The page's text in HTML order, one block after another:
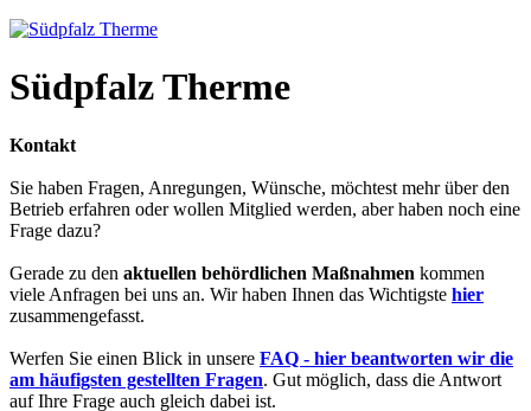
Südpfalz Therme
Kontakt
Sie haben Fragen, Anregungen, Wünsche, möchtest mehr über den
Betrieb erfahren oder wollen Mitglied werden, aber haben noch eine
Frage dazu?
Gerade zu den aktuellen behördlichen Maßnahmen kommen
viele Anfragen bei uns an. Wir haben Ihnen das Wichtigste hier
zusammengefasst.
Werfen Sie einen Blick in unsere FAQ - hier beantworten wir die
am häufigsten gestellten Fragen. Gut möglich, dass die Antwort
auf Ihre Frage auch gleich dabei ist.